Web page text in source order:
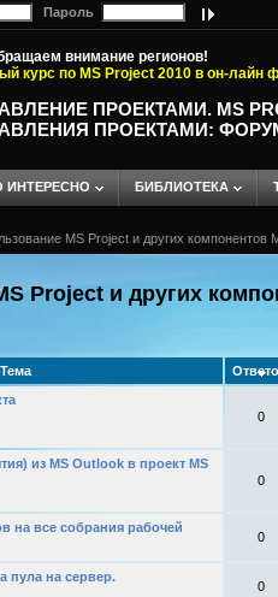
Пароль
внимание регионов!
курс по MS Project 2010 в он-лайн
ПРОЕКТАМИ. MS
ПРОЕКТАМИ:
ИНТЕРЕСНО БИБЛИОТЕКА
MS Project и других компонентов
Project и других
Тема
0
из MS Outlook в проект MS
0
на все собрания рабочей
0
пула на сервер.
0